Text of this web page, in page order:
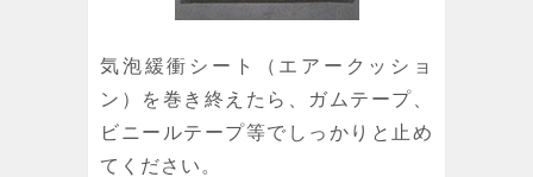
気泡緩衝シート（エアークッショ
ン）を巻き終えたら、ガムテープ、
ビニールテープ等でしっかりと止め
てください。